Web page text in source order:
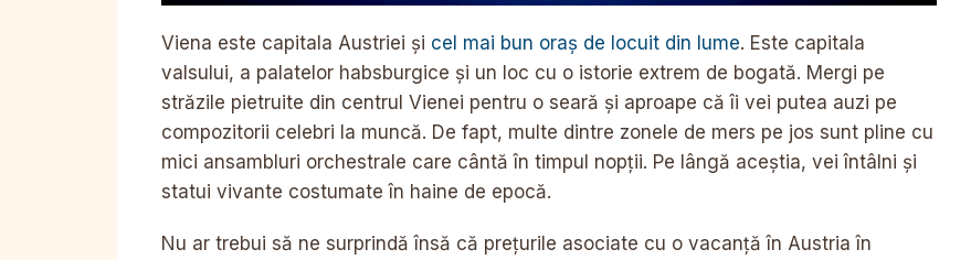
Viena este capitala Austriei și cel mai bun oraș de locuit din lume. Este capitala
valsului, a palatelor habsburgice și un loc cu o istorie extrem de bogată. Mergi pe
străzile pietruite din centrul Vienei pentru o seară și aproape că îi vei putea auzi pe
compozitorii celebri la muncă. De fapt, multe dintre zonele de mers pe jos sunt pline cu
mici ansambluri orchestrale care cântă în timpul nopții. Pe lângă aceștia, vei întâlni și
statui vivante costumate în haine de epocă.
Nu ar trebui să ne surprindă însă că prețurile asociate cu o vacanță în Austria în